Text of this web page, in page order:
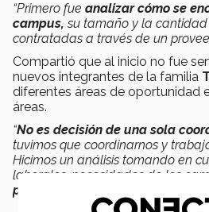
“Primero fue analizar cómo se
campus, su tamaño y la
contratadas a través de un
Compartió que al inicio no fue
nuevos integrantes de la familia
diferentes áreas de oportunidad
áreas.
“No es decisión de una sola
tuvimos que coordinarnos y
Hicimos un análisis tomando en
laborales, necesidades de los
particulares